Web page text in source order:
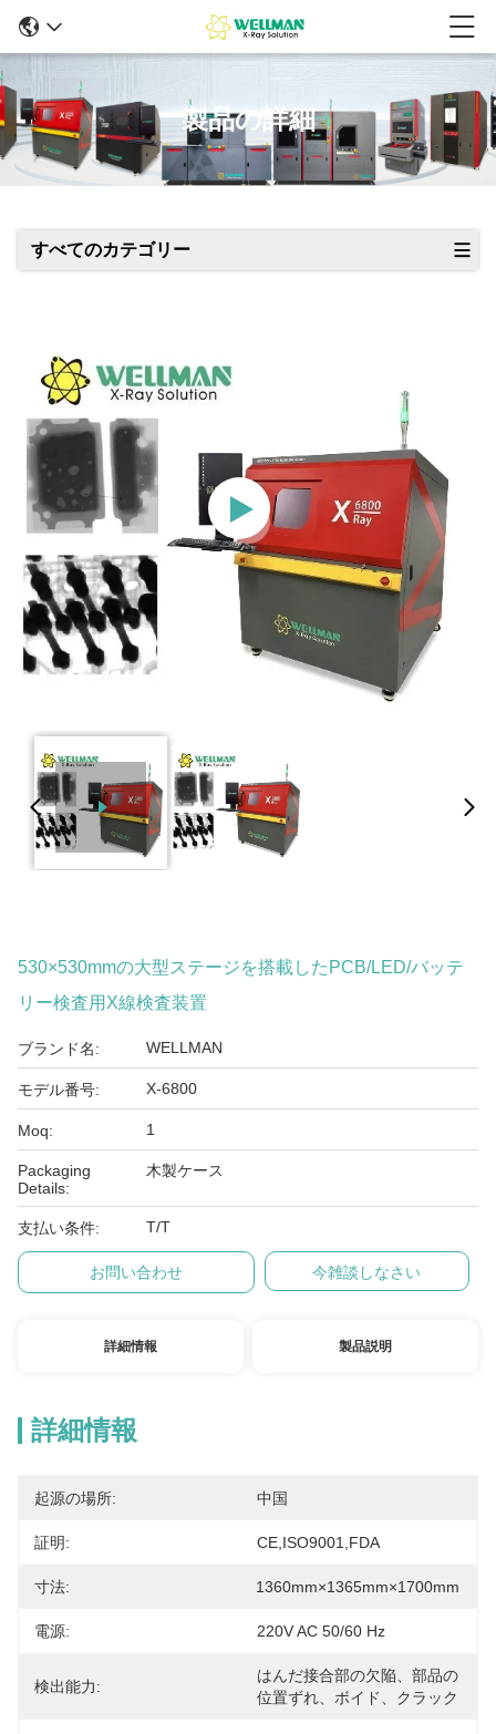
製品の詳細
すべてのカテゴリー
530×530mmの大型ステージを搭載したPCB/LED/バッテ
リー検査用X線検査装置
ブランド名: WELLMAN
モデル番号: X-6800
Moq: 1
Packaging
Details:
木製ケース
支払い条件: T/T
お問い合わせ 今雑談しなさい
詳細情報 製品説明
詳細情報
起源の場所: 中国
証明: CE,ISO9001,FDA
寸法: 1360mm×1365mm×1700mm
電源: 220V AC 50/60 Hz
検出能力:
はんだ接合部の欠陥、部品の
位置ずれ、ボイド、クラック